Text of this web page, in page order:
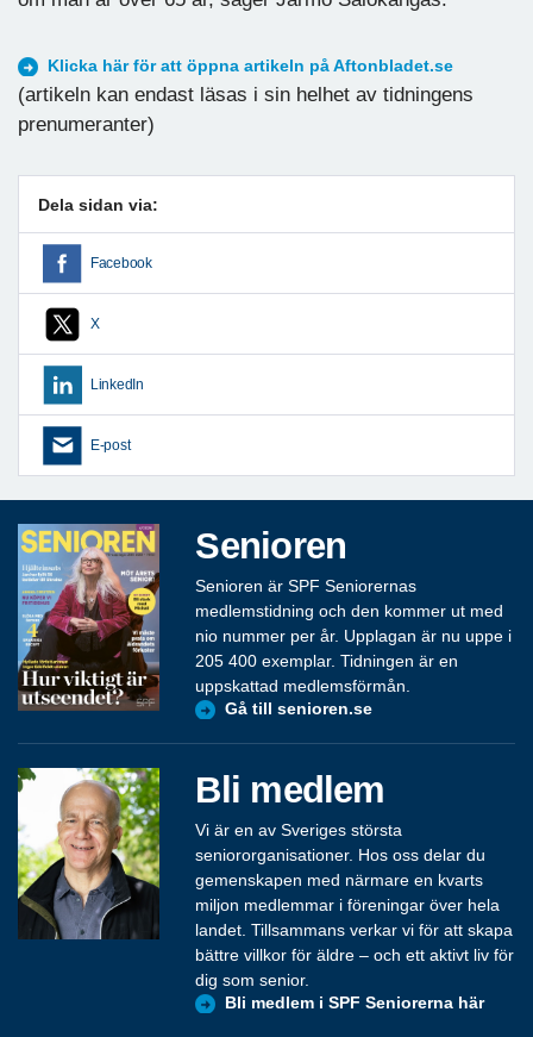
Klicka här för att öppna artikeln på Aftonbladet.se
(artikeln kan endast läsas i sin helhet av tidningens
prenumeranter)
Dela sidan via:
Facebook
X
LinkedIn
E-post
Senioren
Senioren är SPF Seniorernas
medlemstidning och den kommer ut med
nio nummer per år. Upplagan är nu uppe i
205 400 exemplar. Tidningen är en
uppskattad medlemsförmån.
Gå till senioren.se
Bli medlem
Vi är en av Sveriges största
seniororganisationer. Hos oss delar du
gemenskapen med närmare en kvarts
miljon medlemmar i föreningar över hela
landet. Tillsammans verkar vi för att skapa
bättre villkor för äldre – och ett aktivt liv för
dig som senior.
Bli medlem i SPF Seniorerna här